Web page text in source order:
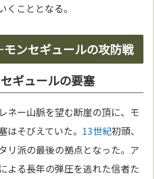
くこととなる。
ンセギュールの攻防戦
ギュールの要塞
ネー山脈を望む断崖の頂に、モ
はそびえていた。 13世紀初頭、
リ派の最後の拠点となった。ア
による長年の弾圧を逃れた信者た